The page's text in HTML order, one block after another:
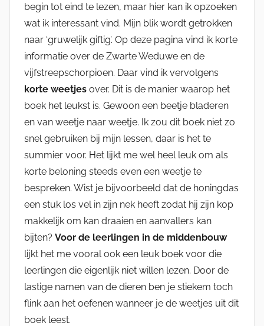
begin tot eind te lezen, maar hier kan ik opzoeken
wat ik interessant vind. Mijn blik wordt getrokken
naar ‘gruwelijk giftig’. Op deze pagina vind ik korte
informatie over de Zwarte Weduwe en de
vijfstreepschorpioen. Daar vind ik vervolgens
korte weetjes over. Dit is de manier waarop het
boek het leukst is. Gewoon een beetje bladeren
en van weetje naar weetje. Ik zou dit boek niet zo
snel gebruiken bij mijn lessen, daar is het te
summier voor. Het lijkt me wel heel leuk om als
korte beloning steeds even een weetje te
bespreken. Wist je bijvoorbeeld dat de honingdas
een stuk los vel in zijn nek heeft zodat hij zijn kop
makkelijk om kan draaien en aanvallers kan
bijten? Voor de leerlingen in de middenbouw
lijkt het me vooral ook een leuk boek voor die
leerlingen die eigenlijk niet willen lezen. Door de
lastige namen van de dieren ben je stiekem toch
flink aan het oefenen wanneer je de weetjes uit dit
boek leest.